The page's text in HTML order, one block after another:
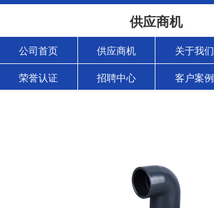
供应商机
公司首页 供应商机 关于我们
荣誉认证 招聘中心 客户案例